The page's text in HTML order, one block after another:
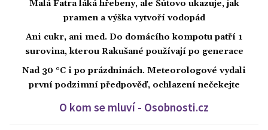
Malá Fatra láká hřebeny, ale Šútovo ukazuje, jak
pramen a výška vytvoří vodopád
Ani cukr, ani med. Do domácího kompotu patří 1
surovina, kterou Rakušané používají po generace
Nad 30 °C i po prázdninách. Meteorologové vydali
první podzimní předpověď, ochlazení nečekejte
O kom se mluví - Osobnosti.cz